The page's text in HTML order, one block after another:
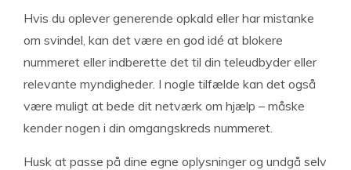
Hvis du oplever generende opkald eller har mistanke
om svindel, kan det være en god idé at blokere
nummeret eller indberette det til din teleudbyder eller
relevante myndigheder. I nogle tilfælde kan det også
være muligt at bede dit netværk om hjælp – måske
kender nogen i din omgangskreds nummeret.
Husk at passe på dine egne oplysninger og undgå selv